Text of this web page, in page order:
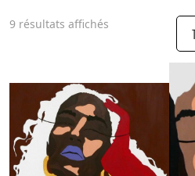
9 résultats affichés